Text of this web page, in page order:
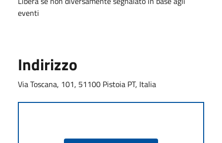
eventi
Indirizzo
Via Toscana, 101, 51100 Pistoia PT, Italia